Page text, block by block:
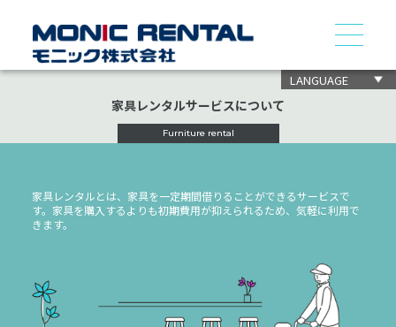
LANGUAGE
家具レンタルサービスについて
Furniture rental
家具レンタルとは、家具を一定期間借りることができるサービスで
す。家具を購入するよりも初期費用が抑えられるため、気軽に利用で
きます。